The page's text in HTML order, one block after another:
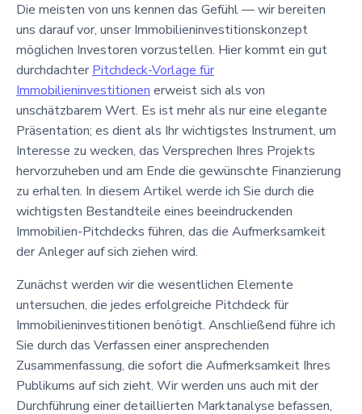
Die meisten von uns kennen das Gefühl — wir bereiten
uns darauf vor, unser Immobilieninvestitionskonzept
möglichen Investoren vorzustellen. Hier kommt ein gut
durchdachter Pitchdeck-Vorlage für
Immobilieninvestitionen erweist sich als von
unschätzbarem Wert. Es ist mehr als nur eine elegante
Präsentation; es dient als Ihr wichtigstes Instrument, um
Interesse zu wecken, das Versprechen Ihres Projekts
hervorzuheben und am Ende die gewünschte Finanzierung
zu erhalten. In diesem Artikel werde ich Sie durch die
wichtigsten Bestandteile eines beeindruckenden
Immobilien-Pitchdecks führen, das die Aufmerksamkeit
der Anleger auf sich ziehen wird.
Zunächst werden wir die wesentlichen Elemente
untersuchen, die jedes erfolgreiche Pitchdeck für
Immobilieninvestitionen benötigt. Anschließend führe ich
Sie durch das Verfassen einer ansprechenden
Zusammenfassung, die sofort die Aufmerksamkeit Ihres
Publikums auf sich zieht. Wir werden uns auch mit der
Durchführung einer detaillierten Marktanalyse befassen,